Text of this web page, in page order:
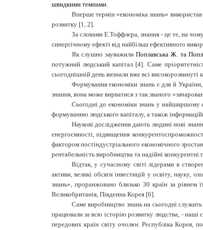
швидкими темпами.
Вперше термін «економіка знань»
розвитку [1, 2].
За словами Е.Тоффлера, знання - це те, на
синергічному ефекті від найбільш ефективного
Як слушно зауважилиПоплавська Ж. та
потужний людський капітал [4]. Саме
сьогоднішній день визнали вже всі високорозвинуті
Формування економіки знань є для й
знання, вона може вирватися з так званого
Сьогодні до економіки знань у найширшому
формуванню людського капіталу, а також
Наукові дослідження дають людині нові
енергоємності, підвищення
фактором постіндустріального економічного
рентабельність виробництва та надійні
Відтак, у сучасному світі лідерами в
активи, великі обсяги інвестицій у освіту, науку,
знань», проранжовано близько 30 країн за рівнем
Великобританія, Південна Корея [6].
Саме виробництво знань на сьогодні
працювали за всю історію розвитку людства, - наші
передових країн світу очолює Республіка Корея,